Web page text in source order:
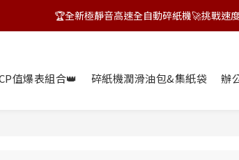
飛力士狂HIGH季~指定商品贈
🏆全新極靜音高速全自動碎紙機🚀挑戰速
值爆表組合👑 碎紙機潤滑油包&集紙袋 辦